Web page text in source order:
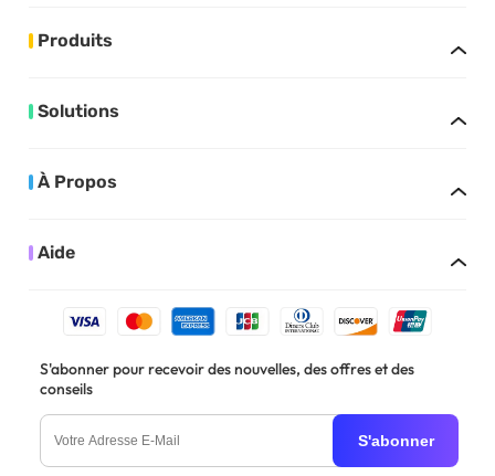
Produits
Solutions
À Propos
Aide
S'abonner pour recevoir des nouvelles, des offres et des
conseils
S'abonner